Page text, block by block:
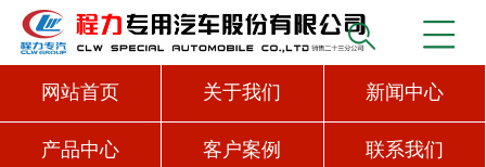
网站首页 关于我们 新闻中心
产品中心 客户案例 联系我们